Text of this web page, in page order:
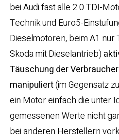
bei Audi fast alle 2.0 TDI-
Technik und Euro5-
Dieselmotoren, beim A1 nur
Skoda mit Dieselantrieb)
Täuschung der
manipuliert(im Gegensatz
ein Motor einfach die unter
gemessenen Werte nicht
bei anderen Herstellern